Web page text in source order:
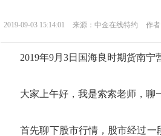
2019-09-03 15:14:01 来源：中金在线特约 作
2019年9月3日国海良时期货南宁
大家上午好，我是索索老师，聊一
首先聊下股市行情，股市经过一段